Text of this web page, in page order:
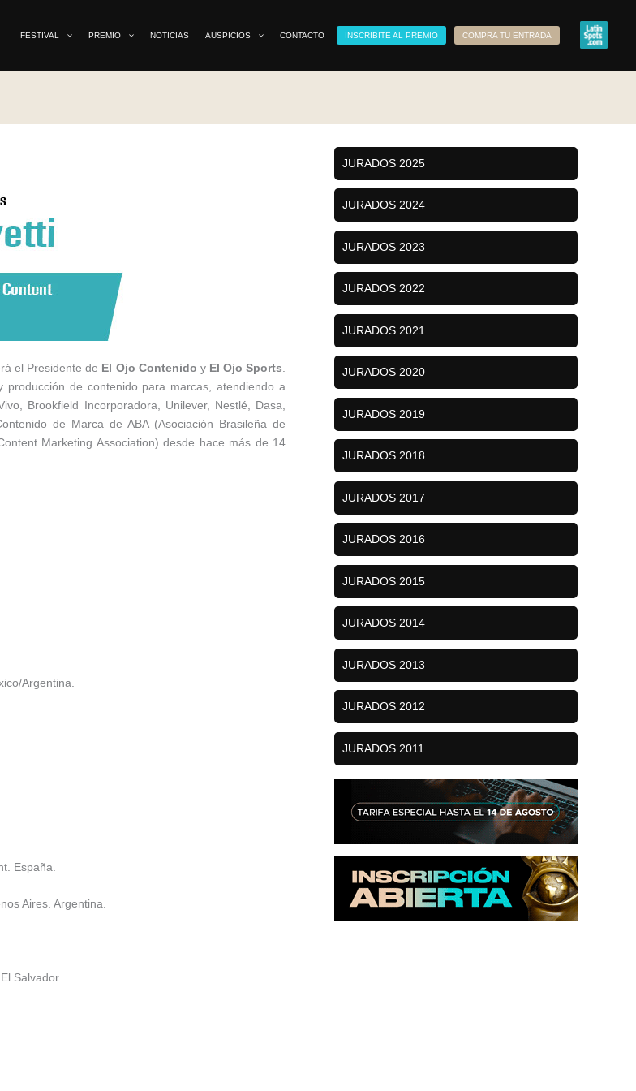
FESTIVAL PREMIO NOTICIAS AUSPICIOS CONTACTO INSCRIBITE AL PREMIO COMPRA TU ENTRADA
el Presidente de El Ojo Contenido yEl Ojo Sports.
de contenido para marcas, atendiendo a
Brookfield Incorporadora, Unilever, Nestlé, Dasa,
de Marca de ABA (Asociación Brasileña de
Marketing Association) desde hace más de 14
Argentina.
España.
Aires. Argentina.
Salvador.
JURADOS 2025
JURADOS 2024
JURADOS 2023
JURADOS 2022
JURADOS 2021
JURADOS 2020
JURADOS 2019
JURADOS 2018
JURADOS 2017
JURADOS 2016
JURADOS 2015
JURADOS 2014
JURADOS 2013
JURADOS 2012
JURADOS 2011